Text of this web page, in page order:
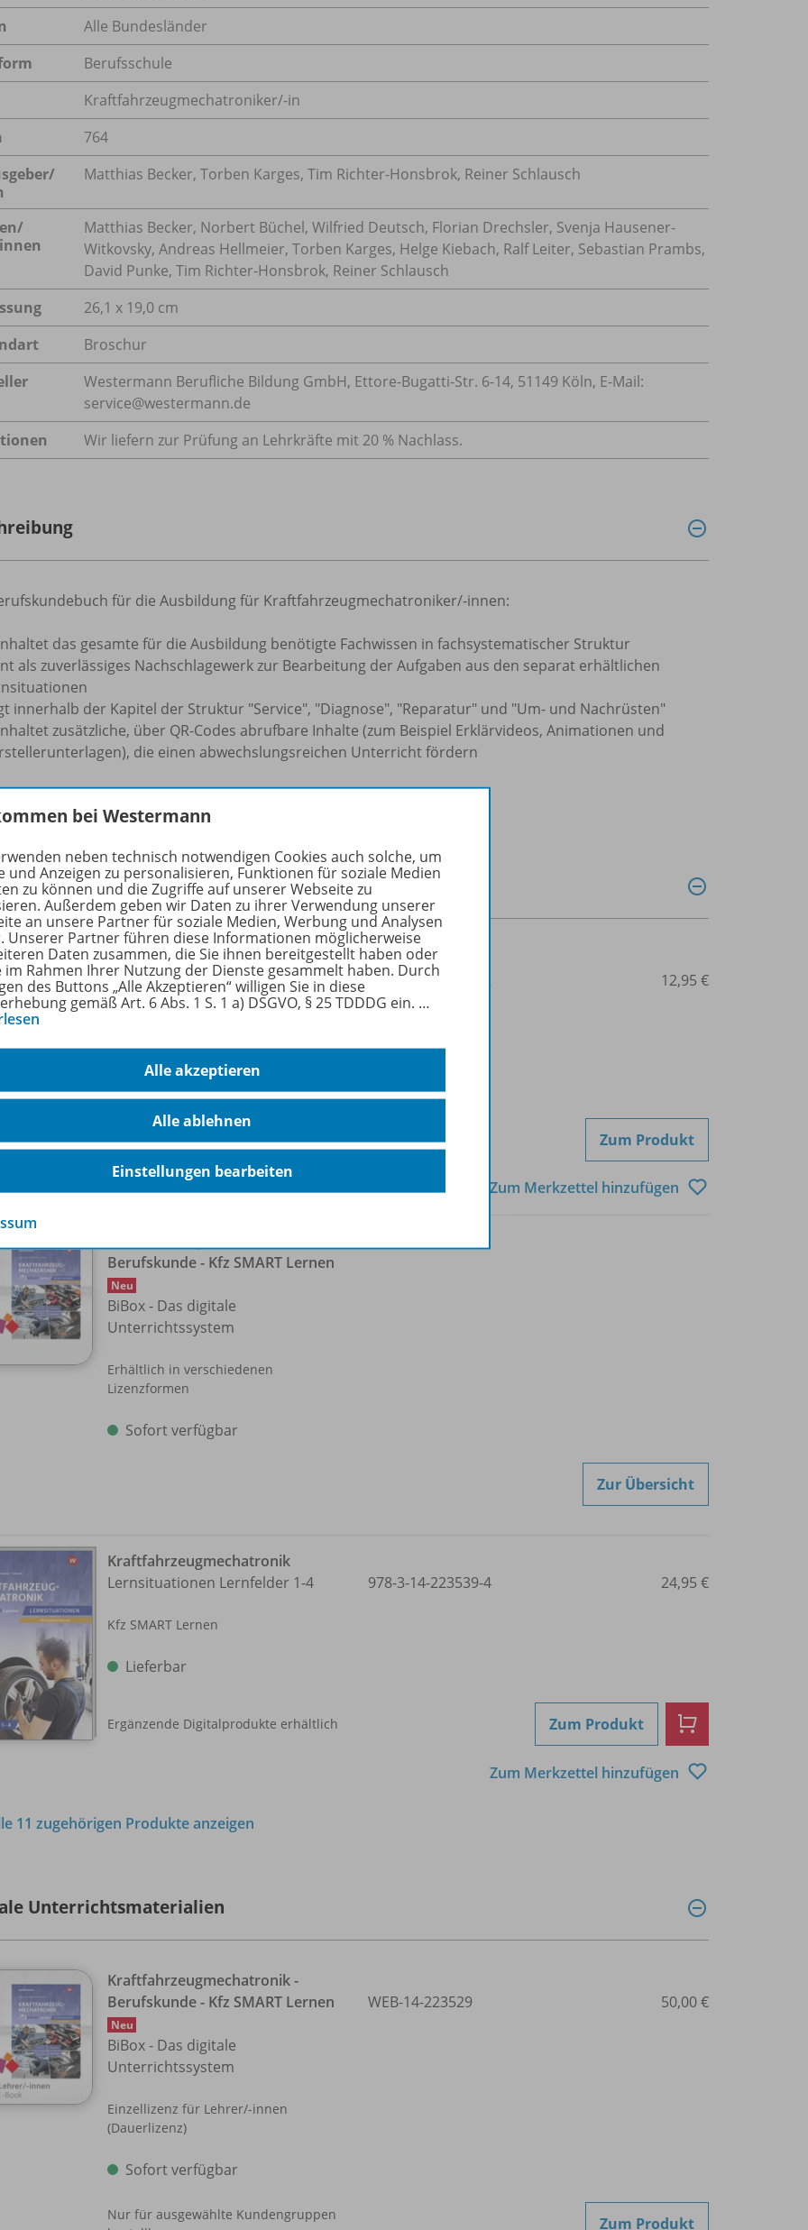
Alle Bundesländer
Berufsschule
Kraftfahrzeugmechatroniker/-in
764
Matthias Becker, Torben Karges, Tim Richter-Honsbrok, Reiner Schlausch
Matthias Becker, Norbert Büchel, Wilfried Deutsch, Florian Drechsler, Svenja Hausener-
Witkovsky, Andreas Hellmeier, Torben Karges, Helge Kiebach, Ralf Leiter, Sebastian Prambs,
David Punke, Tim Richter-Honsbrok, Reiner Schlausch
26,1 x 19,0 cm
Broschur
Westermann Berufliche Bildung GmbH, Ettore-Bugatti-Str. 6-14, 51149 Köln, E-Mail:
service@westermann.de
Wir liefern zur Prüfung an Lehrkräfte mit 20 % Nachlass.
für die Ausbildung für Kraftfahrzeugmechatroniker/-innen:
das gesamte für die Ausbildung benötigte Fachwissen in fachsystematischer Struktur
als zuverlässiges Nachschlagewerk zur Bearbeitung der Aufgaben aus den separat erhältlichen
innerhalb der Kapitel der Struktur "Service", "Diagnose", "Reparatur" und "Um- und Nachrüsten"
zusätzliche, über QR-Codes abrufbare Inhalte (zum Beispiel Erklärvideos, Animationen und
die einen abwechslungsreichen Unterricht fördern
Produkte
Kraftfahrzeugmechatronik
Didaktische Handreichung Kfz
SMART Lernen
Sofort verfügbar
Nur für ausgewählte Kundengruppen
bestellbar
978-3-14-223591-2 12,95 €
Zum Produkt
Zum Merkzettel hinzufügen
Berufskunde - Kfz SMART Lernen
Neu
BiBox - Das digitale
Unterrichtssystem
Erhältlich in verschiedenen
Lizenzformen
Sofort verfügbar
Zur Übersicht
Kraftfahrzeugmechatronik
Lernsituationen Lernfelder 1-4
Kfz SMART Lernen
Lieferbar
Ergänzende Digitalprodukte erhältlich
978-3-14-223539-4 24,95 €
Zum Produkt
Zum Merkzettel hinzufügen
11 zugehörigen Produkte anzeigen
Unterrichtsmaterialien
Kraftfahrzeugmechatronik -
Berufskunde - Kfz SMART Lernen
Neu
BiBox - Das digitale
Unterrichtssystem
Einzellizenz für Lehrer/-innen
(Dauerlizenz)
Sofort verfügbar
Nur für ausgewählte Kundengruppen
WEB-14-223529 50,00 €
Zum Produkt
bei Westermann
neben technisch notwendigen Cookies auch solche, um
und Anzeigen zu personalisieren, Funktionen für soziale Medien
zu können und die Zugriffe auf unserer Webseite zu
Außerdem geben wir Daten zu ihrer Verwendung unserer
an unsere Partner für soziale Medien, Werbung und Analysen
Unserer Partner führen diese Informationen möglicherweise
Daten zusammen, die Sie ihnen bereitgestellt haben oder
im Rahmen Ihrer Nutzung der Dienste gesammelt haben. Durch
des Buttons „Alle Akzeptieren“ willigen Sie in diese
gemäß Art. 6 Abs. 1 S. 1 a) DSGVO, § 25 TDDDG ein. …
Alle akzeptieren
Alle ablehnen
Einstellungen bearbeiten